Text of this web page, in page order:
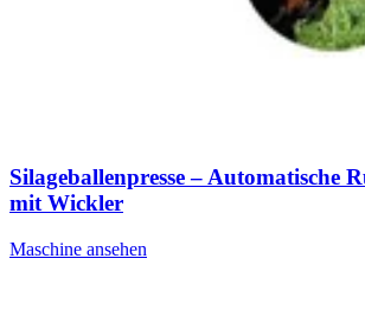
Silageballenpresse – Automatische
mit Wickler
Maschine ansehen